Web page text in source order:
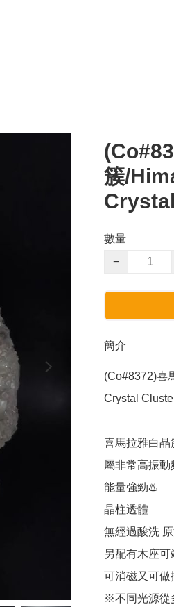
簇/
數量
−
簡介
(Co#8372)喜
Crystal
喜馬拉雅白
屬非常高振動
能量強勁♨️
晶柱透體
無經過酸洗
另配有木座可
可消磁又可做
※不同光源從